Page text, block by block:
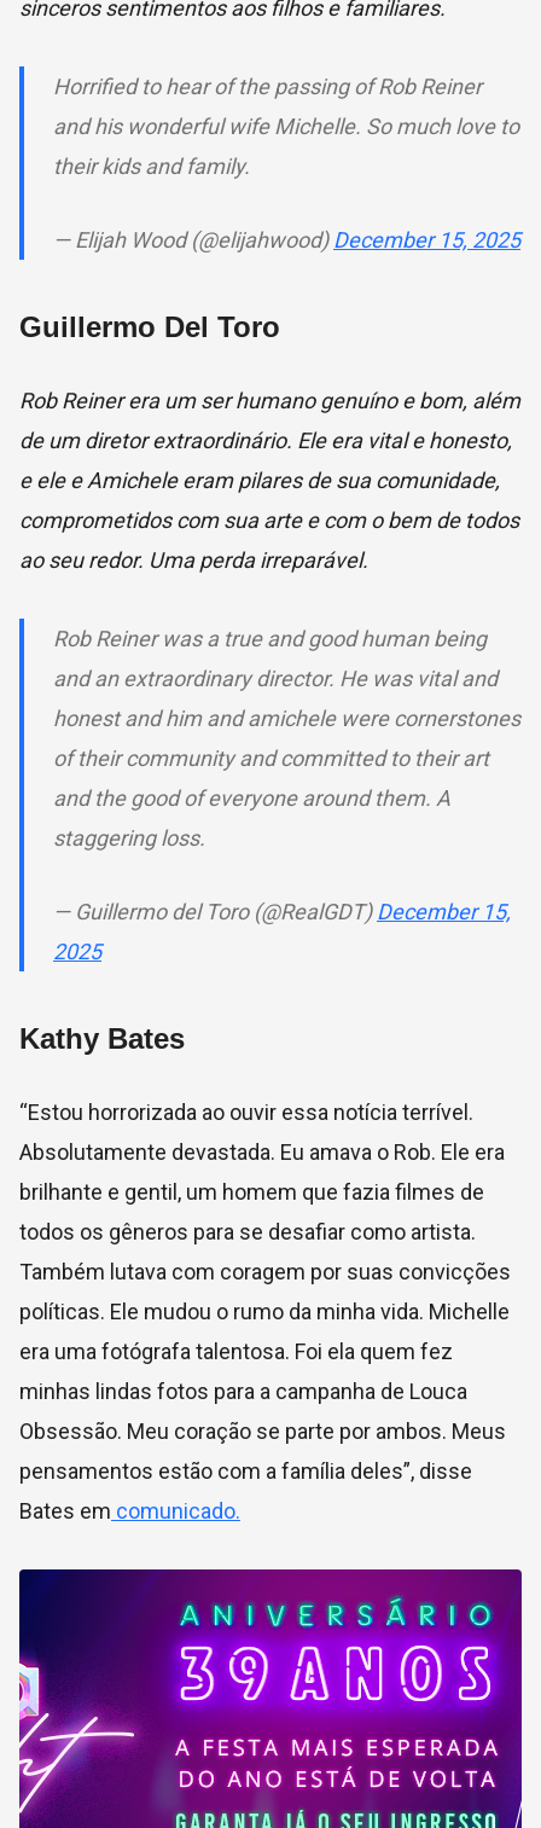
sinceros sentimentos aos filhos e familiares.
Horrified to hear of the passing of Rob Reiner
and his wonderful wife Michelle. So much love to
their kids and family.
— Elijah Wood (@elijahwood)December 15, 2025
Guillermo Del Toro
Rob Reiner era um ser humano genuíno e bom, além
de um diretor extraordinário. Ele era vital e honesto,
e ele e Amichele eram pilares de sua comunidade,
comprometidos com sua arte e com o bem de todos
ao seu redor. Uma perda irreparável.
Rob Reiner was a true and good human being
and an extraordinary director. He was vital and
honest and him and amichele were cornerstones
of their community and committed to their art
and the good of everyone around them. A
staggering loss.
— Guillermo del Toro (@RealGDT)December 15,
2025
Kathy Bates
“Estou horrorizada ao ouvir essa notícia terrível.
Absolutamente devastada. Eu amava o Rob. Ele era
brilhante e gentil, um homem que fazia filmes de
todos os gêneros para se desafiar como artista.
Também lutava com coragem por suas convicções
políticas. Ele mudou o rumo da minha vida. Michelle
era uma fotógrafa talentosa. Foi ela quem fez
minhas lindas fotos para a campanha de Louca
Obsessão. Meu coração se parte por ambos. Meus
pensamentos estão com a família deles”, disse
Bates em comunicado.